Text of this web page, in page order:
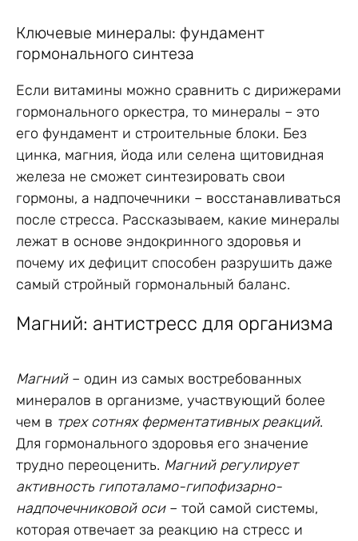
Ключевые минералы: фундамент
гормонального синтеза
Если витамины можно сравнить с дирижерами
гормонального оркестра, то минералы – это
его фундамент и строительные блоки. Без
цинка, магния, йода или селена щитовидная
железа не сможет синтезировать свои
гормоны, а надпочечники – восстанавливаться
после стресса. Рассказываем, какие минералы
лежат в основе эндокринного здоровья и
почему их дефицит способен разрушить даже
самый стройный гормональный баланс.
Магний: антистресс для организма
Магний– один из самых востребованных
минералов в организме, участвующий более
чем в трех сотнях ферментативных реакций.
Для гормонального здоровья его значение
трудно переоценить. Магний регулирует
активность гипоталамо-гипофизарно-
надпочечниковой оси – той самой системы,
которая отвечает за реакцию на стресс и